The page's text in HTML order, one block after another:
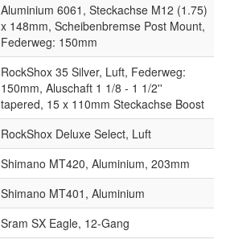
Aluminium 6061, Steckachse M12 (1.75)
x 148mm, Scheibenbremse Post Mount,
Federweg: 150mm
RockShox 35 Silver, Luft, Federweg:
150mm, Aluschaft 1 1/8 - 1 1/2''
tapered, 15 x 110mm Steckachse Boost
RockShox Deluxe Select, Luft
Shimano MT420, Aluminium, 203mm
Shimano MT401, Aluminium
Sram SX Eagle, 12-Gang